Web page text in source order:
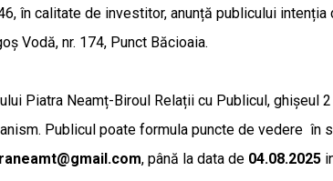
în calitate de investitor, anunță publicului intenția
Vodă, nr. 174, Punct Băcioaia.
Piatra Neamț-Biroul Relații cu Publicul,
Publicul poate formula puncte de vedere
, până la data de 04.08.2025